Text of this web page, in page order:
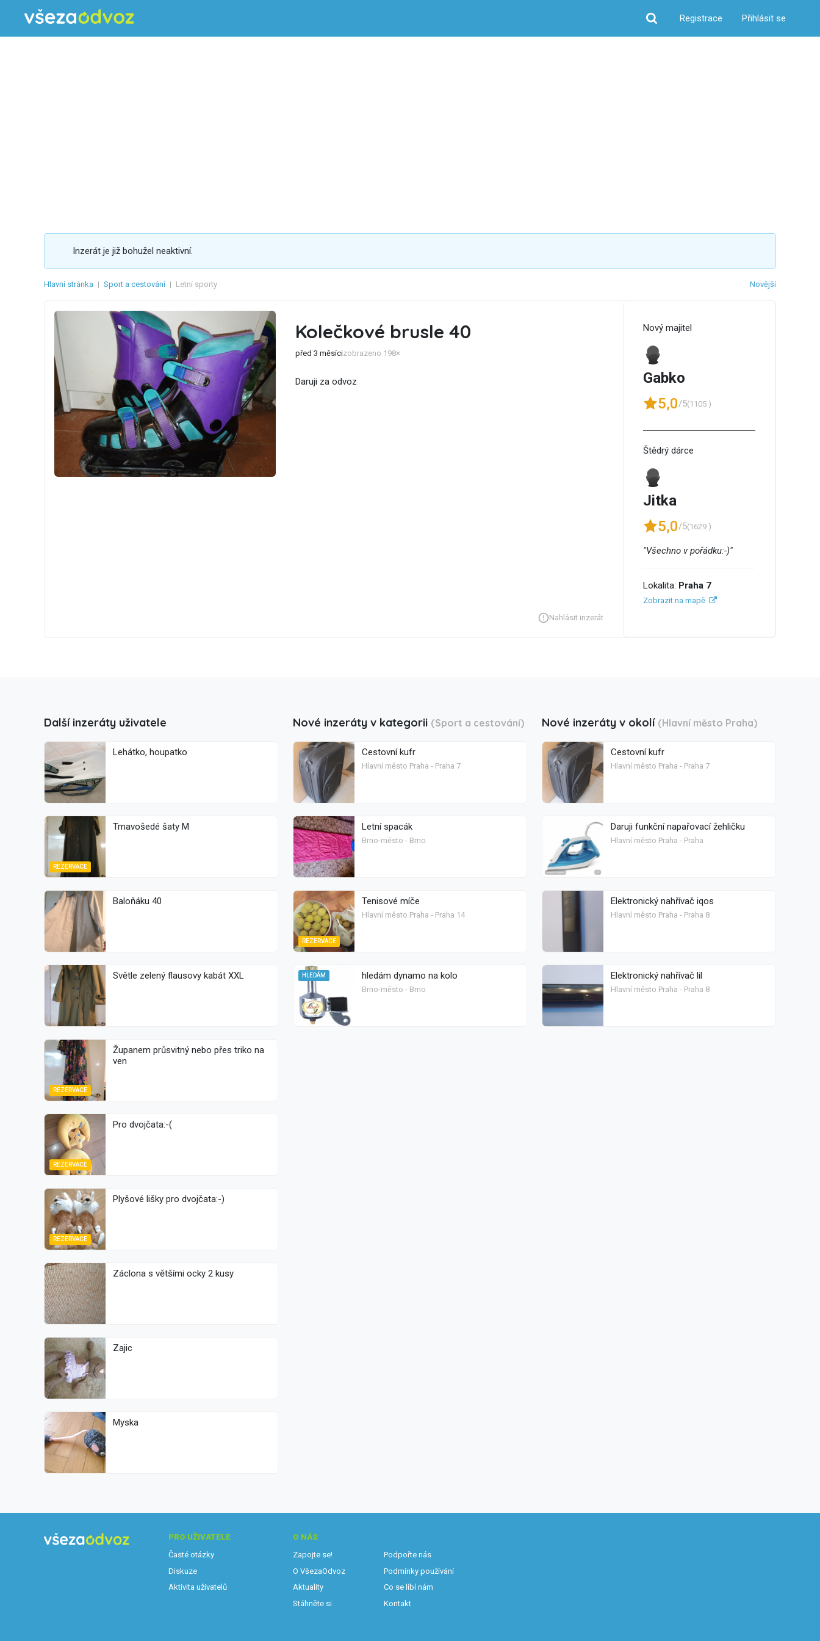
Hledat
Registrace Přihlásit se
Inzerát je již bohužel neaktivní.
Hlavní stránka | Sport a cestování | Letní sporty Novější
Kolečkové brusle 40
před 3 měsícizobrazeno 198×
Daruji za odvoz
Nahlásit inzerát
Nový majitel
Gabko
5,0/5(1105 )
Štědrý dárce
Jitka
5,0/5(1629 )
"Všechno v pořádku:-)"
Lokalita: Praha 7
Zobrazit na mapě
Další inzeráty uživatele
Lehátko, houpatko
REZERVACE
Tmavošedé šaty M
Baloňáku 40
Světle zelený flausovy kabát XXL
REZERVACE
Županem průsvitný nebo přes triko na
ven
REZERVACE
Pro dvojčata:-(
REZERVACE
Plyšové lišky pro dvojčata:-)
Záclona s většími ocky 2 kusy
Zajic
Myska
Nové inzeráty v kategorii (Sport a cestování)
Cestovní kufr
Hlavní město Praha - Praha 7
Letní spacák
Brno-město - Brno
REZERVACE
Tenisové míče
Hlavní město Praha - Praha 14
HLEDÁM hledám dynamo na kolo
Brno-město - Brno
Nové inzeráty v okolí (Hlavní město Praha)
Cestovní kufr
Hlavní město Praha - Praha 7
Daruji funkční napařovací žehličku
Hlavní město Praha - Praha
Elektronický nahřívač iqos
Hlavní město Praha - Praha 8
Elektronický nahřívač lil
Hlavní město Praha - Praha 8
PRO UŽIVATELE
Časté otázky
Diskuze
Aktivita uživatelů
O NÁS
Zapojte se!
O VšezaOdvoz
Aktuality
Stáhněte si
Podpořte nás
Podmínky používání
Co se líbí nám
Kontakt